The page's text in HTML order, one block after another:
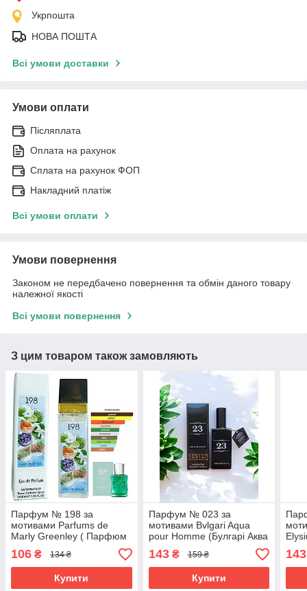
Укрпошта
НОВА ПОШТА
Всі умови доставки
Умови оплати
Післяплата
Оплата на рахунок
Сплата на рахунок ФОП
Накладний платіж
Всі умови оплати
Умови повернення
Законом не передбачено повернення та обмін даного товару
належної якості
Всі умови повернення
З цим товаром також замовляють
Парфум № 198 за
мотивами Parfums de
Marly Greenley ( Парфюм
де Марлі Грінлей ) 40 МЛ
ОПТ
106 ₴ 134 ₴
Купити
Парфум № 023 за
мотивами Bvlgari Aqua
pour Homme (Булгарі Аква
Пур Хом) 65 мл
143₴ 159 ₴
Купити
143